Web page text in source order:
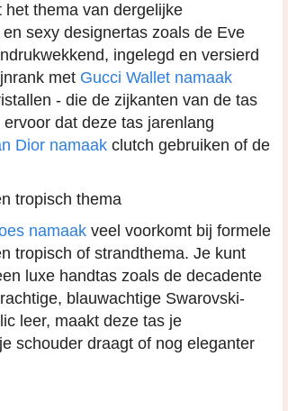
thema van dergelijke
sexy designertas zoals de Eve
ingelegd en versierd
met Gucci Wallet namaak
- die de zijkanten van de tas
dat deze tas jarenlang
Dior namaak clutch gebruiken of de
tropisch thema
namaak veel voorkomt bij formele
tropisch of strandthema. Je kunt
luxe handtas zoals de decadente
blauwachtige Swarovski-
leer, maakt deze tas je
schouder draagt of nog eleganter